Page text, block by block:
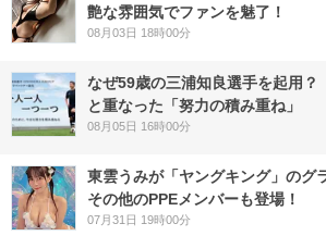
艶な雰囲気でファンを魅了！
08月03日 18時00分
なぜ59歳の三浦知良選手を起用
と重なった「努力の積み重ね」
08月05日 16時00分
東雲うみが「ヤングキング」のグ
その他のPPEメンバーも登場！
07月31日 19時00分